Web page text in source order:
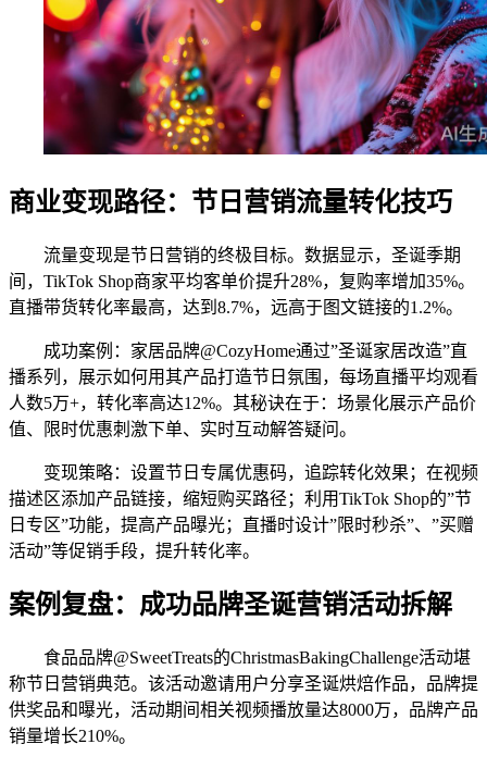
商业变现路径：节日营销流量转化技巧
流量变现是节日营销的终极目标。数据显示，圣诞季期
间，TikTok Shop商家平均客单价提升28%，复购率增加35%。
直播带货转化率最高，达到8.7%，远高于图文链接的1.2%。
成功案例：家居品牌@CozyHome通过”圣诞家居改造”直
播系列，展示如何用其产品打造节日氛围，每场直播平均观看
人数5万+，转化率高达12%。其秘诀在于：场景化展示产品价
值、限时优惠刺激下单、实时互动解答疑问。
变现策略：设置节日专属优惠码，追踪转化效果；在视频
描述区添加产品链接，缩短购买路径；利用TikTok Shop的”节
日专区”功能，提高产品曝光；直播时设计”限时秒杀”、”买赠
活动”等促销手段，提升转化率。
案例复盘：成功品牌圣诞营销活动拆解
食品品牌@SweetTreats的ChristmasBakingChallenge活动堪
称节日营销典范。该活动邀请用户分享圣诞烘焙作品，品牌提
供奖品和曝光，活动期间相关视频播放量达8000万，品牌产品
销量增长210%。